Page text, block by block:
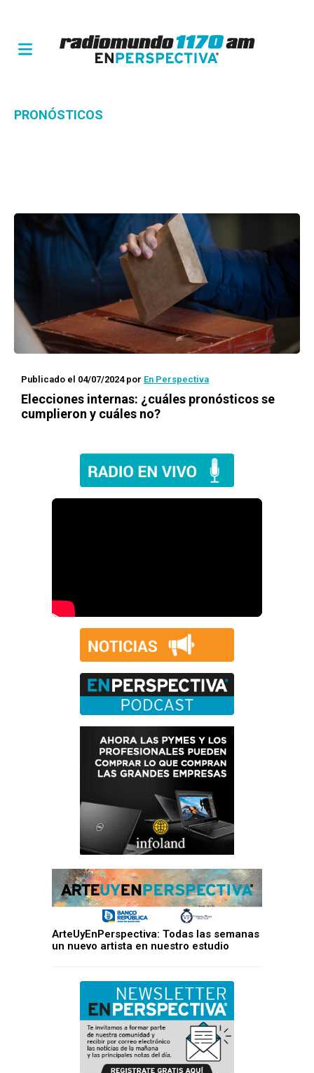
PRONÓSTICOS
Publicado el 04/07/2024por En Perspectiva
Elecciones internas: ¿cuáles pronósticos se
cumplieron y cuáles no?
ArteUyEnPerspectiva: Todas las semanas
un nuevo artista en nuestro estudio